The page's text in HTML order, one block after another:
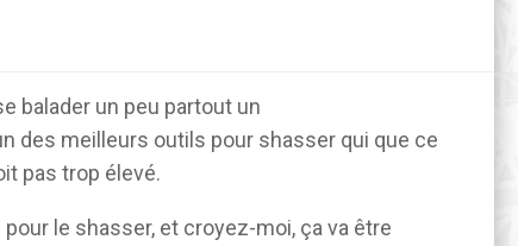
balader un peu partout un
des meilleurs outils pour shasser qui que ce
pas trop élevé.
le shasser, et croyez-moi, ça va être